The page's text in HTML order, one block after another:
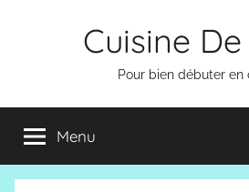
Cuisine
Pour bien débuter en
Menu